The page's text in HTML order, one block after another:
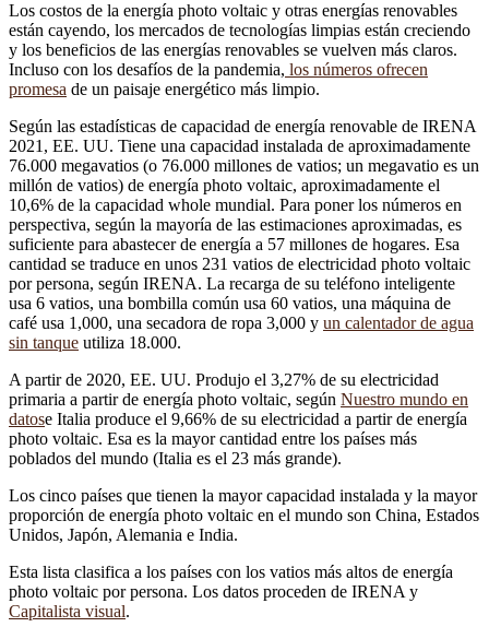
Los costos de la energía photo voltaic y otras energías renovables
están cayendo, los mercados de tecnologías limpias están creciendo
y los beneficios de las energías renovables se vuelven más claros.
Incluso con los desafíos de la pandemia, los números ofrecen
promesa de un paisaje energético más limpio.
Según las estadísticas de capacidad de energía renovable de IRENA
2021, EE. UU. Tiene una capacidad instalada de aproximadamente
76.000 megavatios (o 76.000 millones de vatios; un megavatio es un
millón de vatios) de energía photo voltaic, aproximadamente el
10,6% de la capacidad whole mundial. Para poner los números en
perspectiva, según la mayoría de las estimaciones aproximadas, es
suficiente para abastecer de energía a 57 millones de hogares. Esa
cantidad se traduce en unos 231 vatios de electricidad photo voltaic
por persona, según IRENA. La recarga de su teléfono inteligente
usa 6 vatios, una bombilla común usa 60 vatios, una máquina de
café usa 1,000, una secadora de ropa 3,000 y un calentador de agua
sin tanque utiliza 18.000.
A partir de 2020, EE. UU. Produjo el 3,27% de su electricidad
primaria a partir de energía photo voltaic, según Nuestro mundo en
datose Italia produce el 9,66% de su electricidad a partir de energía
photo voltaic. Esa es la mayor cantidad entre los países más
poblados del mundo (Italia es el 23 más grande).
Los cinco países que tienen la mayor capacidad instalada y la mayor
proporción de energía photo voltaic en el mundo son China, Estados
Unidos, Japón, Alemania e India.
Esta lista clasifica a los países con los vatios más altos de energía
photo voltaic por persona. Los datos proceden de IRENA y
Capitalista visual.